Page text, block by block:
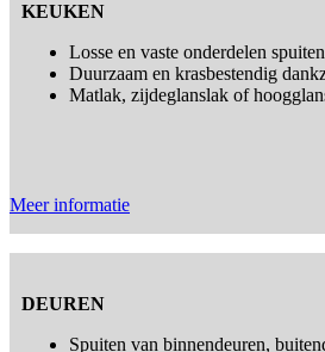
KEUKEN
Losse en vaste onderdelen spuiten
Duurzaam en krasbestendig
Matlak, zijdeglanslak of
Meer informatie
DEUREN
Spuiten van binnendeuren,